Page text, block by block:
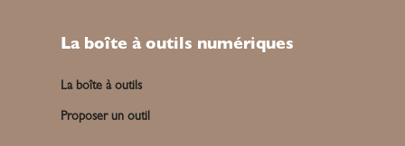
La boîte à outils numériques
La boîte à outils
Proposer un outil